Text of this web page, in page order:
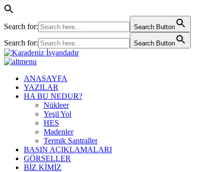
Search for: Search Button
Search for: Search Button
ANASAYFA
YAZILAR
HA BU NEDUR?
Nükleer
Yeşil Yol
HES
Madenler
Termik Santraller
BASIN AÇIKLAMALARI
GÖRSELLER
BİZ KİMİZ